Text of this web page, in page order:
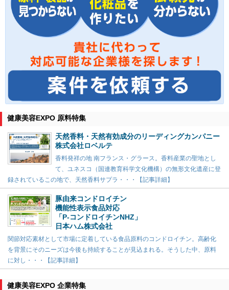
健康美容EXPO 原料特集
天然香料・天然有効成分のリーディングカンパニー
株式会社ロベルテ
香料発祥の地 南フランス・グラース。香料産業の聖地とし
て、ユネスコ（国連教育科学文化機構）の無形文化遺産に登
録されているこの地で、天然香料サプラ・・・【記事詳細】
豚由来コンドロイチン
機能性表示食品対応
「P-コンドロイチンNHZ」
日本ハム株式会社
関節対応素材として市場に定着している食品原料のコンドロイチン。高齢化
を背景にそのニーズは今後も持続することが見込まれる。そうした中、原料
に対し・・・【記事詳細】
健康美容EXPO 企業特集